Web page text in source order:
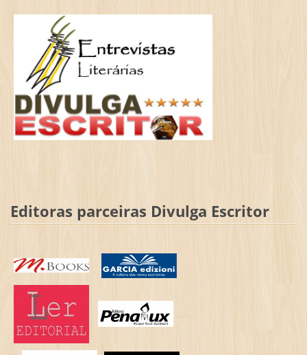
Editoras parceiras Divulga Escritor